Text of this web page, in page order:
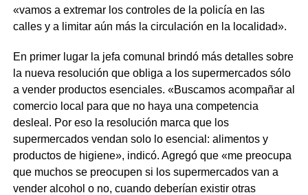
«vamos a extremar los controles de la policía en las
calles y a limitar aún más la circulación en la localidad».
En primer lugar la jefa comunal brindó más detalles sobre
la nueva resolución que obliga a los supermercados sólo
a vender productos esenciales. «Buscamos acompañar al
comercio local para que no haya una competencia
desleal. Por eso la resolución marca que los
supermercados vendan solo lo esencial: alimentos y
productos de higiene», indicó. Agregó que «me preocupa
que muchos se preocupen si los supermercados van a
vender alcohol o no, cuando deberían existir otras